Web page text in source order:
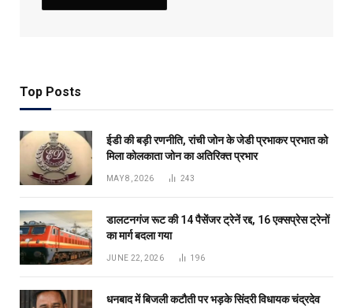
Top Posts
ईडी की बड़ी रणनीति, रांची जोन के जेडी प्रभाकर प्रभात को
मिला कोलकाता जोन का अतिरिक्त प्रभार
MAY 8, 2026 243
डालटनगंज रूट की 14 पैसेंजर ट्रेनें रद्द, 16 एक्सप्रेस ट्रेनों
का मार्ग बदला गया
JUNE 22, 2026 196
धनबाद में बिजली कटौती पर भड़के सिंदरी विधायक चंद्रदेव